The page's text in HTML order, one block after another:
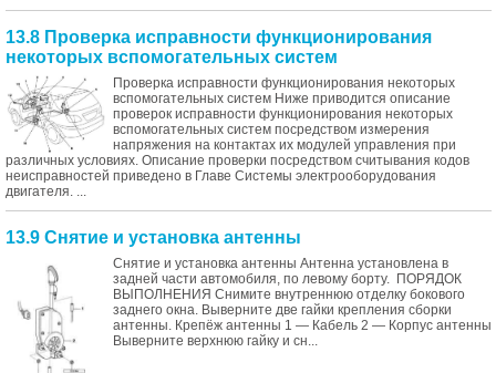
13.8 Проверка исправности функционирования
некоторых вспомогательных систем
Проверка исправности функционирования некоторых
вспомогательных систем Ниже приводится описание
проверок исправности функционирования некоторых
вспомогательных систем посредством измерения
напряжения на контактах их модулей управления при
различных условиях. Описание проверки посредством считывания кодов
неисправностей приведено в Главе Системы электрооборудования
двигателя. ...
13.9 Снятие и установка антенны
Снятие и установка антенны Антенна установлена в
задней части автомобиля, по левому борту. ПОРЯДОК
ВЫПОЛНЕНИЯ Снимите внутреннюю отделку бокового
заднего окна. Выверните две гайки крепления сборки
антенны. Крепёж антенны 1 — Кабель 2 — Корпус антенны
Выверните верхнюю гайку и сн...